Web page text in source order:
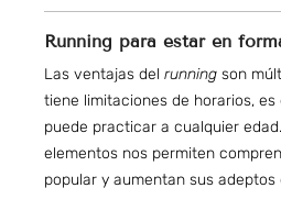
Running para estar en
Las ventajas del runningson
tiene limitaciones de horarios, es
puede practicar a cualquier
elementos nos permiten
popular y aumentan sus adeptos